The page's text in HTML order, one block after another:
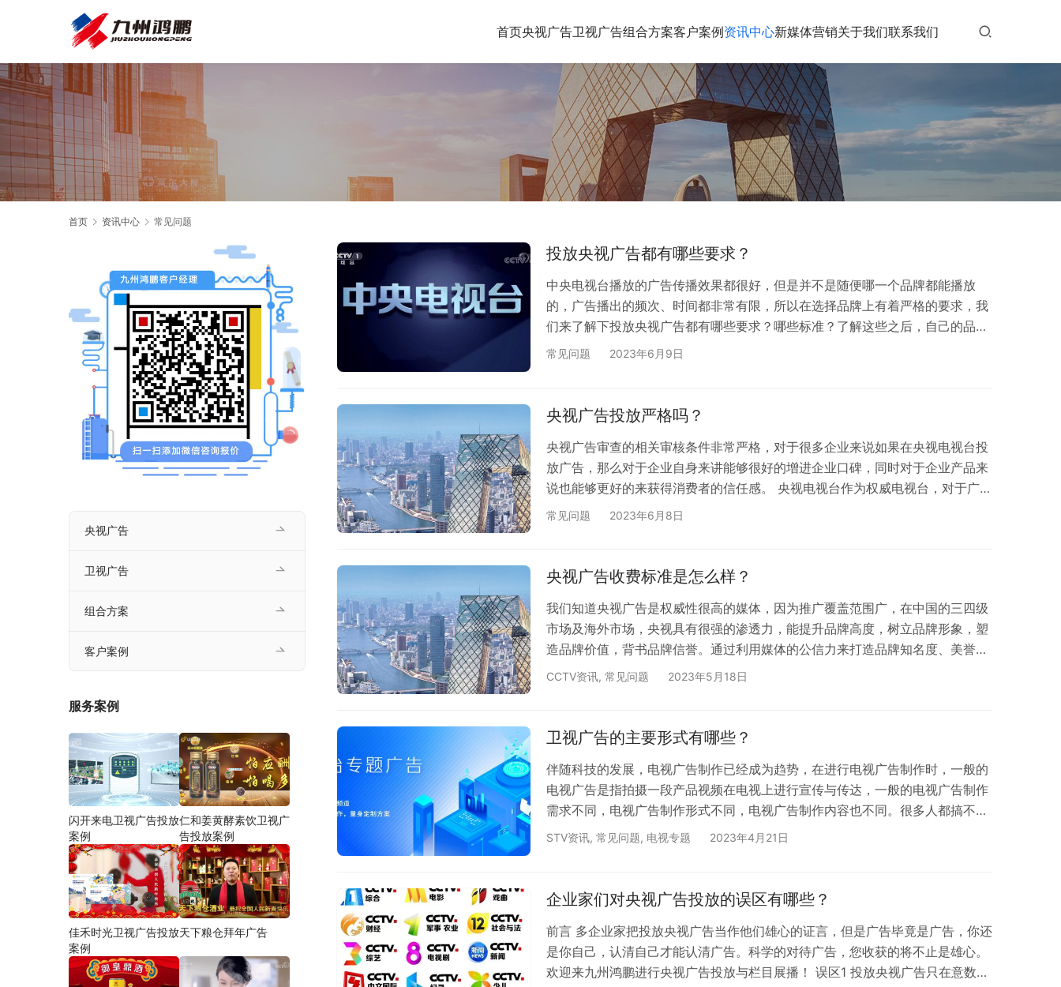
首页央视广告卫视广告组合方案客户案例资讯中心新媒体营销关于我们联系我们
首页 资讯中心 常见问题
投放央视广告都有哪些要求？
中央电视台播放的广告传播效果都很好，但是并不是随便哪一个品牌都能播放
的，广告播出的频次、时间都非常有限，所以在选择品牌上有着严格的要求，我
们来了解下投放央视广告都有哪些要求？哪些标准？了解这些之后，自己的品牌
是否适合上央视做广告，就很清楚了。 在央视投放广告的要求主要有以下几点：
营业执照、商标注册证、产品检测报告等，特殊行业要求提供特殊行业的许可证
常见问题 2023年6月9日
央视广告投放严格吗？
央视广告审查的相关审核条件非常严格，对于很多企业来说如果在央视电视台投
放广告，那么对于企业自身来讲能够很好的增进企业口碑，同时对于企业产品来
说也能够更好的来获得消费者的信任感。 央视电视台作为权威电视台，对于广告
内容来说审核非常的严格，在央视广告片中不能出现以下内容： 1、妨碍社会安
暴力、丑恶的内容。 4、含有民族、种族、宗教、性别歧视的内容。 5、妨碍…
常见问题 2023年6月8日
央视广告收费标准是怎么样？
我们知道央视广告是权威性很高的媒体，因为推广覆盖范围广，在中国的三四级
市场及海外市场，央视具有很强的渗透力，能提升品牌高度，树立品牌形象，塑
造品牌价值，背书品牌信誉。通过利用媒体的公信力来打造品牌知名度、美誉
度，以及品牌传播度，助力企业招商加盟，提高产品行业高知名度，迅速扩展市
电视台广告费标准各个频道栏目不同，有不同的收费标准，均由中央电视台发布
CCTV资讯, 常见问题 2023年5月18日
卫视广告的主要形式有哪些？
伴随科技的发展，电视广告制作已经成为趋势，在进行电视广告制作时，一般的
电视广告是指拍摄一段产品视频在电视上进行宣传与传达，一般的电视广告制作
需求不同，电视广告制作形式不同，电视广告制作内容也不同。很多人都搞不清
楚也划分不清楚，那么广告一共有几种形式呢?广告的六种广告形式您知道多少?
品广告在指定的电视节目的前、后或节目中间播出的一种广告宣传方式。这种形
STV资讯, 常见问题, 电视专题 2023年4月21日
企业家们对央视广告投放的误区有哪些？
前言 多企业家把投放央视广告当作他们雄心的证言，但是广告毕竟是广告，你还
是你自己，认清自己才能认清广告。科学的对待广告，您收获的将不止是雄心。
欢迎来九州鸿鹏进行央视广告投放与栏目展播！ 误区1 投放央视广告只在意数据
央视广告
卫视广告
组合方案
客户案例
服务案例
闪开来电卫视广告投放
案例
仁和姜黄酵素饮卫视广
告投放案例
佳禾时光卫视广告投放
案例
天下粮仓拜年广告